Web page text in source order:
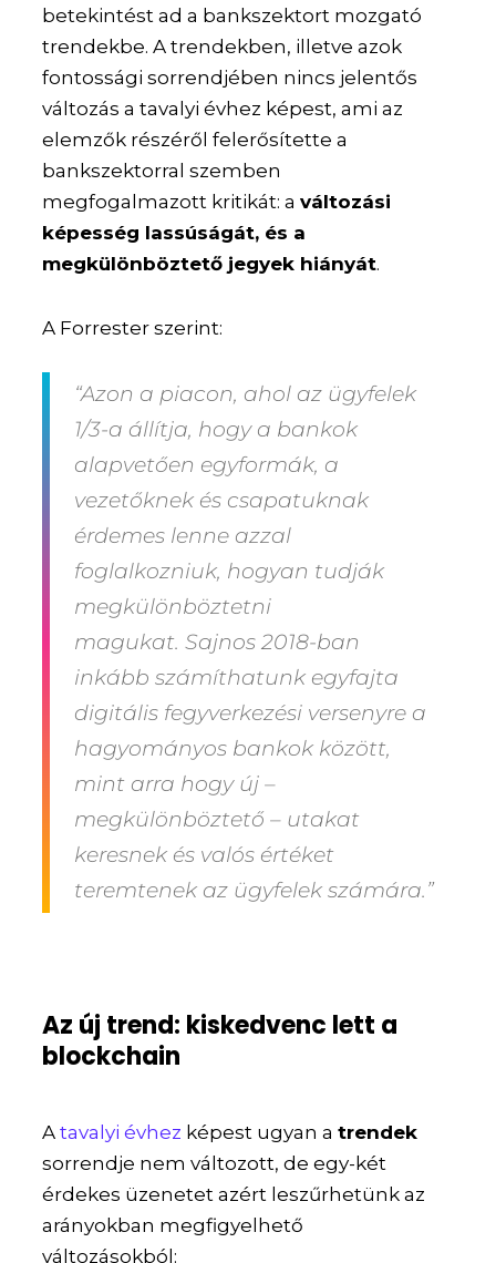
betekintést ad a bankszektort mozgató
trendekbe. A trendekben, illetve azok
fontossági sorrendjében nincs jelentős
változás a tavalyi évhez képest, ami az
elemzők részéről felerősítette a
bankszektorral szemben
megfogalmazott kritikát: aváltozási
képesség lassúságát, és a
megkülönböztető jegyek hiányát.
A Forrester szerint:
“Azon a piacon, ahol az ügyfelek
1/3-a állítja, hogy a bankok
alapvetően egyformák, a
vezetőknek és csapatuknak
érdemes lenne azzal
foglalkozniuk, hogyan tudják
megkülönböztetni
magukat.Sajnos 2018-ban
inkább számíthatunk egyfajta
digitális fegyverkezési versenyre a
hagyományos bankok között,
mint arra hogy új –
megkülönböztető – utakat
keresnek és valós értéket
teremtenek az ügyfelek számára.”
Az új trend: kiskedvenc lett a
blockchain
Atavalyi évhez képest ugyan atrendek
sorrendje nem változott, de egy-két
érdekes üzenetet azért leszűrhetünk az
arányokban megfigyelhető
változásokból: